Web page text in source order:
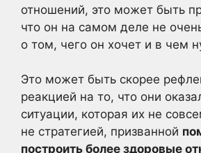
отношений, это может быть
что он на самом деле не
о том, чего он хочет и в чем
Это может быть скорее
реакцией на то, что они
ситуации, которая их не
не стратегией, призванной
построить более здоровые